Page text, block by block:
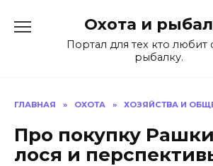
содержанию
Охота и
Портал для тех кто любит
рыбалку.
ГЛАВНАЯ » ОХОТА » ХОЗЯЙСТВА И
Про покупку
лося и